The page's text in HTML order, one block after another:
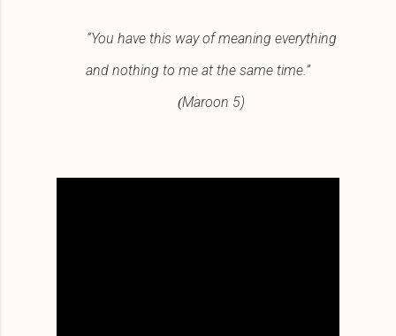
“You have this way of meaning everything
and nothing to me at the same time.”
(Maroon 5)